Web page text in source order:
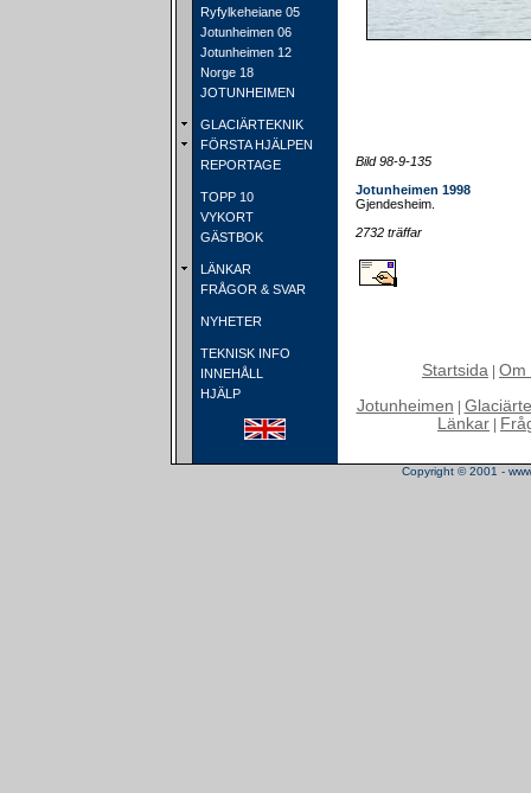
Ryfylkeheiane 05
Jotunheimen 06
Jotunheimen 12
Norge 18
JOTUNHEIMEN
GLACIÄRTEKNIK
FÖRSTA HJÄLPEN
REPORTAGE
TOPP 10
VYKORT
GÄSTBOK
LÄNKAR
FRÅGOR & SVAR
NYHETER
TEKNISK INFO
INNEHÅLL
HJÄLP
Bild 98-9-135
Jotunheimen 1998
Gjendesheim.
2732 träffar
Startsida Om
Jotunheimen
Länkar
Copyright © 2001 -